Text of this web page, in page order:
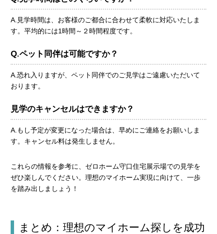
A.見学時間は、お客様のご都合に合わせて柔軟に対応いたしま
す。平均的には1時間～２時間程度です。
Q.ペット同伴は可能ですか？
A.恐れ入りますが、ペット同伴でのご見学はご遠慮いただいて
おります。
見学のキャンセルはできますか？
A.もし予定が変更になった場合は、早めにご連絡をお願いしま
す。キャンセル料は発生しません。
これらの情報を参考に、ゼロホーム守口住宅展示場での見学を
ぜひ楽しんでください。理想のマイホーム実現に向けて、一歩
を踏み出しましょう！
まとめ：理想のマイホーム探しを成功